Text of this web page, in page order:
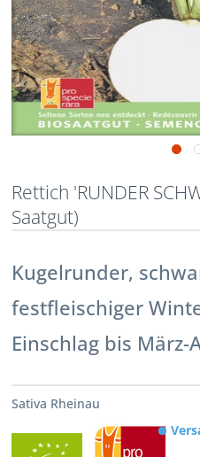
Rettich 'RUNDER
Saatgut)
Kugelrunder,
festfleischiger
Einschlag bis
Sativa Rheinau